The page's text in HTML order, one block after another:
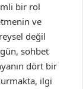
bir rol
ve
değil
sohbet
dört bir
ilgi